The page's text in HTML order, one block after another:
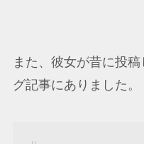
また、彼女が昔に投
グ記事にありました。